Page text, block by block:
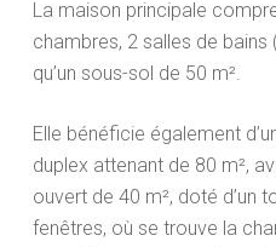
La maison principale
chambres, 2 salles de bains
qu’un sous-sol de 50 m².
Elle bénéficie également
duplex attenant de 80 m²,
ouvert de 40 m², doté d’un
fenêtres, où se trouve la